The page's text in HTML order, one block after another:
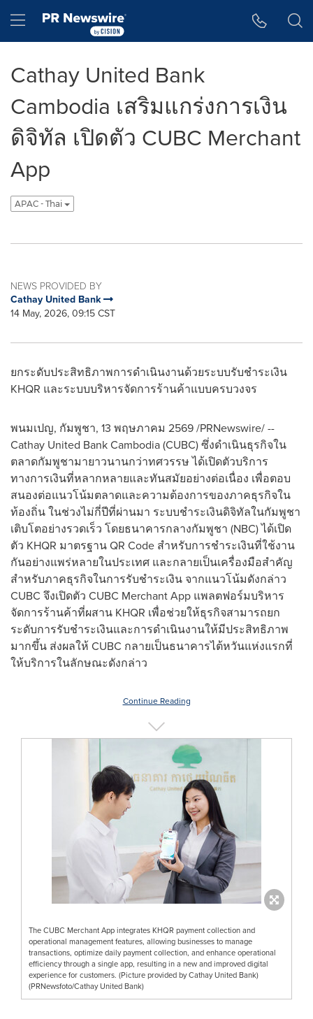
Hamburger menu
Cathay United Bank
Cambodia เสริมแกร่งการเงิน
ดิจิทัล เปิดตัว CUBC Merchant
App
APAC - Thai
NEWS PROVIDED BY
Cathay United Bank
14 May, 2026, 09:15 CST
ยกระดับประสิทธิภาพการดำเนินงานด้วยระบบรับชำระเงิน
KHQR และระบบบริหารจัดการร้านค้าแบบครบวงจร
พนมเปญ, กัมพูชา, 13 พฤษภาคม 2569 /PRNewswire/ --
Cathay United Bank Cambodia (CUBC) ซึ่งดำเนินธุรกิจใน
ตลาดกัมพูชามายาวนานกว่าทศวรรษ ได้เปิดตัวบริการ
ทางการเงินที่หลากหลายและทันสมัยอย่างต่อเนื่อง เพื่อตอบ
สนองต่อแนวโน้มตลาดและความต้องการของภาคธุรกิจใน
ท้องถิ่น ในช่วงไม่กี่ปีที่ผ่านมา ระบบชำระเงินดิจิทัลในกัมพูชา
เติบโตอย่างรวดเร็ว โดยธนาคารกลางกัมพูชา (NBC) ได้เปิด
ตัว KHQR มาตรฐาน QR Code สำหรับการชำระเงินที่ใช้งาน
กันอย่างแพร่หลายในประเทศ และกลายเป็นเครื่องมือสำคัญ
สำหรับภาคธุรกิจในการรับชำระเงิน จากแนวโน้มดังกล่าว
CUBC จึงเปิดตัว CUBC Merchant App แพลตฟอร์มบริหาร
จัดการร้านค้าที่ผสาน KHQR เพื่อช่วยให้ธุรกิจสามารถยก
ระดับการรับชำระเงินและการดำเนินงานให้มีประสิทธิภาพ
มากขึ้น ส่งผลให้ CUBC กลายเป็นธนาคารไต้หวันแห่งแรกที่
ให้บริการในลักษณะดังกล่าว
Continue Reading
The CUBC Merchant App integrates KHQR payment collection and
operational management features, allowing businesses to manage
transactions, optimize daily payment collection, and enhance operational
efficiency through a single app, resulting in a new and improved digital
experience for customers. (Picture provided by Cathay United Bank)
(PRNewsfoto/Cathay United Bank)